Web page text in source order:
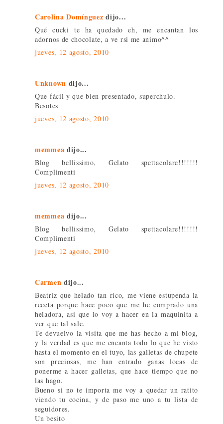
Carolina Domínguez dijo...
Qué cucki te ha quedado eh, me encantan los
adornos de chocolate, a ve rsi me animo^^
jueves, 12 agosto, 2010
Unknown dijo...
Que fácil y que bien presentado, superchulo.
Besotes
jueves, 12 agosto, 2010
memmea dijo...
Blog bellissimo, Gelato spettacolare!!!!!!!
Complimenti
jueves, 12 agosto, 2010
memmea dijo...
Blog bellissimo, Gelato spettacolare!!!!!!!
Complimenti
jueves, 12 agosto, 2010
Carmen dijo...
Beatriz que helado tan rico, me viene estupenda la
receta porque hace poco que me he comprado una
heladora, asi que lo voy a hacer en la maquinita a
ver que tal sale.
Te devuelvo la visita que me has hecho a mi blog,
y la verdad es que me encanta todo lo que he visto
hasta el momento en el tuyo, las galletas de chupete
son preciosas, me han entrado ganas locas de
ponerme a hacer galletas, que hace tiempo que no
las hago.
Bueno si no te importa me voy a quedar un ratito
viendo tu cocina, y de paso me uno a tu lista de
seguidores.
Un besito